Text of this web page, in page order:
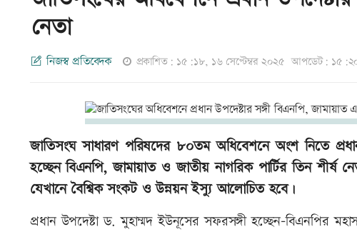
নেতা
নিজস্ব প্রতিবেদক প্রকাশিত: ১৫:১৮, ১৬ সেপ্টেম্বর ২০২৫ আপডেট: ১৫:২০,
জাতিসংঘ সাধারণ পরিষদের ৮০তম অধিবেশনে অংশ নিতে
হচ্ছেন বিএনপি, জামায়াত ও জাতীয় নাগরিক পার্টির তিন শীর্ষ
যেখানে বৈশ্বিক সংকট ও উন্নয়ন ইস্যু আলোচিত হবে।
প্রধান উপদেষ্টা ড. মুহাম্মদ ইউনূসের সফরসঙ্গী হচ্ছেন-বিএনপির